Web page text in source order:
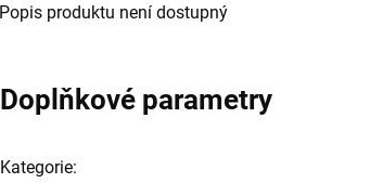
Popis produktu není dostupný
Doplňkové parametry
Kategorie: